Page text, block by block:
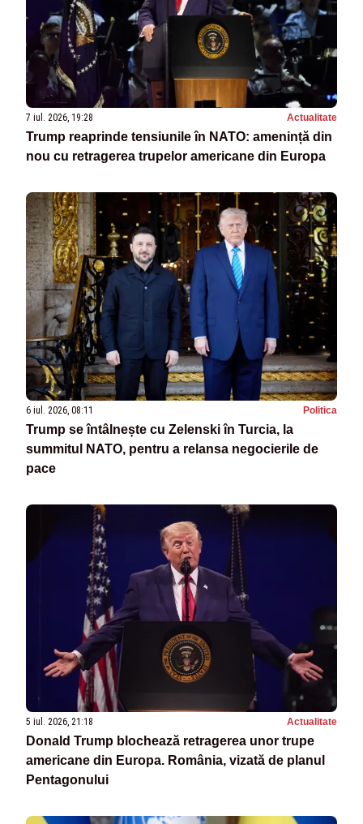
7 iul. 2026, 19:28 Actualitate
Trump reaprinde tensiunile în NATO: amenință din
nou cu retragerea trupelor americane din Europa
6 iul. 2026, 08:11 Politica
Trump se întâlnește cu Zelenski în Turcia, la
summitul NATO, pentru a relansa negocierile de
pace
5 iul. 2026, 21:18 Actualitate
Donald Trump blochează retragerea unor trupe
americane din Europa. România, vizată de planul
Pentagonului